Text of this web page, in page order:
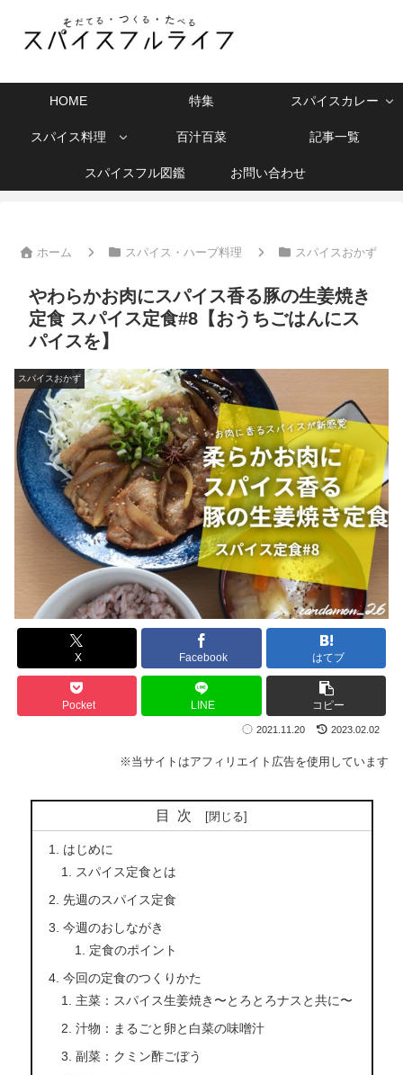
HOME 特集 スパイスカレー
スパイス料理 百汁百菜 記事一覧
スパイスフル図鑑 お問い合わせ
ホーム スパイス・ハーブ料理 スパイスおかず
やわらかお肉にスパイス香る豚の生姜焼き
定食 スパイス定食#8【おうちごはんにス
パイスを】
スパイスおかず
X Facebook はてブ
Pocket LINE コピー
2021.11.20 2023.02.02
※当サイトはアフィリエイト広告を使用しています
目次
はじめに
スパイス定食とは
先週のスパイス定食
今週のおしながき
定食のポイント
今回の定食のつくりかた
主菜：スパイス生姜焼き〜とろとろナスと共に〜
汁物：まるごと卵と白菜の味噌汁
副菜：クミン酢ごぼう